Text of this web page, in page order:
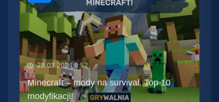
28.03.2024 9:52
Minecraft – mody na survival. Top 10
modyfikacji!